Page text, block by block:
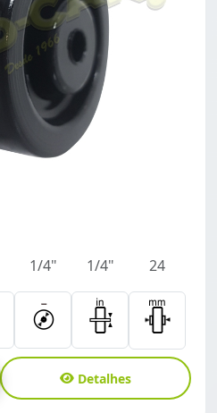
1/4" 1/4" 24
Detalhes